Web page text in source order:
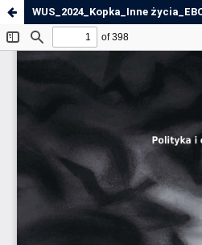
WUS_2024_Kopka_Inne